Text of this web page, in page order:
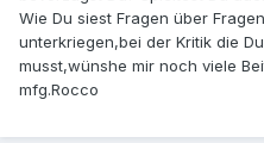
Wie Du siest Fragen über
unterkriegen,bei der Kritik die
musst,wünshe mir noch viele
mfg.Rocco